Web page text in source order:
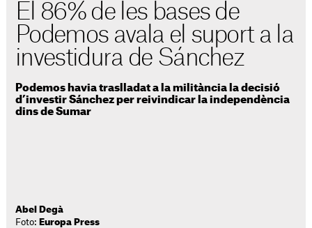
El 86% de les bases de
Podemos avala el suport a la
investidura de Sánchez
Podemos havia traslladat a la militància la decisió
d’investir Sánchez per reivindicar la independència
dins de Sumar
Abel Degà
Foto: Europa Press